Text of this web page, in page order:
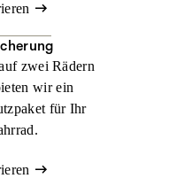
zwei Rädern
wir ein
für Ihr